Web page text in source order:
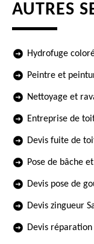
AUTRES
Hydrofuge
Peintre et
Nettoyage et
Entreprise de
Devis fuite de
Pose de bâche
Devis pose de
Devis zingueur
Devis